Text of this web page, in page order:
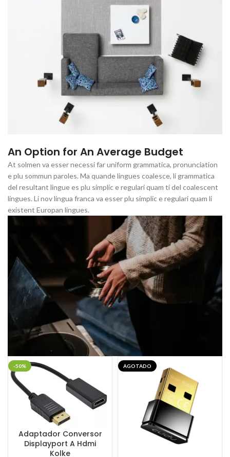
An Option for An Average Budget
At solmen va esser necessi far uniform grammatica, pronunciation
e plu sommun paroles. Ma quande lingues coalesce, li grammatica
del resultant lingue es plu simplic e regulari quam ti del coalescent
lingues. Li nov lingua franca va esser plu simplic e regulari quam li
existent Europan lingues.
-50%
Adaptador Conversor
Displayport A Hdmi
Kolke
AGOTADO